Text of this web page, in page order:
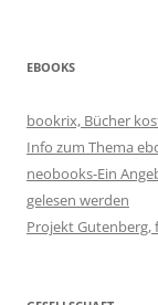
EBOOKS
bookrix, Bücher
Info zum Thema
neobooks-Ein
gelesen werden
Projekt Gutenberg,